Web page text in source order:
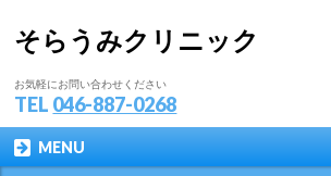
そらうみクリニック
お気軽にお問い合わせください
TEL 046-887-0268
MENU